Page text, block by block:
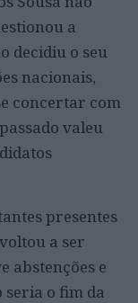
a
decidiu o seu
nacionais,
concertar com
valeu
presentes
a ser
abstenções e
seria o fim da